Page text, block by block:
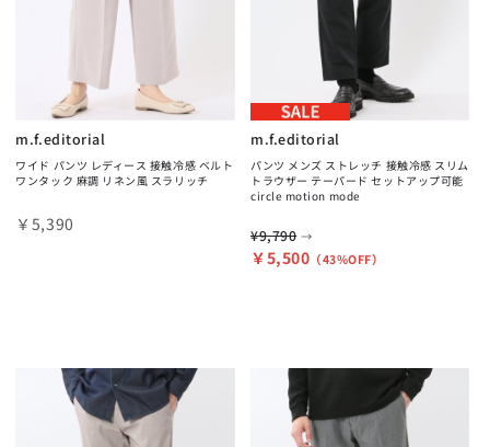
m.f.editorial
ワイド パンツ レディース 接触冷感 ベルト
ワンタック 麻調 リネン風 スラリッチ
￥5,390
m.f.editorial
パンツ メンズ ストレッチ 接触冷感 スリム
トラウザー テーパード セットアップ可能
circle motion mode
¥9,790 →
￥5,500 （43%OFF）